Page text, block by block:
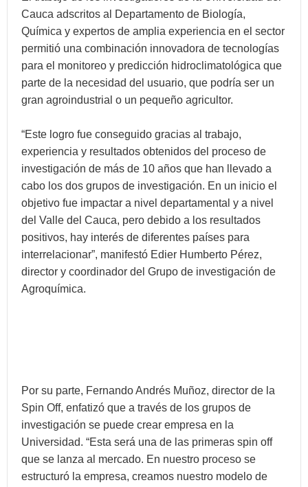
Cauca adscritos al Departamento de Biología,
Química y expertos de amplia experiencia en el sector
permitió una combinación innovadora de tecnologías
para el monitoreo y predicción hidroclimatológica que
parte de la necesidad del usuario, que podría ser un
gran agroindustrial o un pequeño agricultor.
“Este logro fue conseguido gracias al trabajo,
experiencia y resultados obtenidos del proceso de
investigación de más de 10 años que han llevado a
cabo los dos grupos de investigación. En un inicio el
objetivo fue impactar a nivel departamental y a nivel
del Valle del Cauca, pero debido a los resultados
positivos, hay interés de diferentes países para
interrelacionar”, manifestó Edier Humberto Pérez,
director y coordinador del Grupo de investigación de
Agroquímica.
Por su parte, Fernando Andrés Muñoz, director de la
Spin Off, enfatizó que a través de los grupos de
investigación se puede crear empresa en la
Universidad. “Esta será una de las primeras spin off
que se lanza al mercado. En nuestro proceso se
estructuró la empresa, creamos nuestro modelo de